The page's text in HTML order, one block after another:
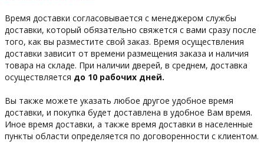
Время доставки согласовывается с менеджером службы
доставки, который обязательно свяжется с вами сразу после
того, как вы разместите свой заказ. Время осуществления
доставки зависит от времени размещения заказа и наличия
товара на складе. При наличии дверей, в среднем, доставка
осуществляется до 10 рабочих дней.
Вы также можете указать любое другое удобное время
доставки, и покупка будет доставлена в удобное Вам время.
Иное время доставки, а также время доставки в населенные
пункты области определяется по договоренности с клиентом.